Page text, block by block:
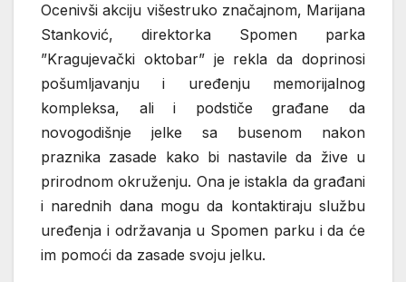
Ocenivši akciju višestruko značajnom, Marijana
Stanković, direktorka Spomen parka
”Kragujevački oktobar” je rekla da doprinosi
pošumljavanju i uređenju memorijalnog
kompleksa, ali i podstiče građane da
novogodišnje jelke sa busenom nakon
praznika zasade kako bi nastavile da žive u
prirodnom okruženju. Ona je istakla da građani
i narednih dana mogu da kontaktiraju službu
uređenja i održavanja u Spomen parku i da će
im pomoći da zasade svoju jelku.